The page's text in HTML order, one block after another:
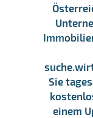
Sie
einem